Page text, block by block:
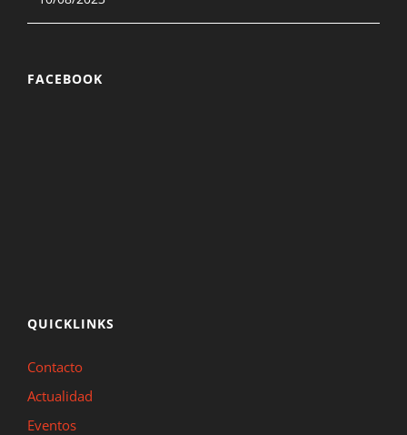
FACEBOOK
QUICKLINKS
Contacto
Actualidad
Eventos